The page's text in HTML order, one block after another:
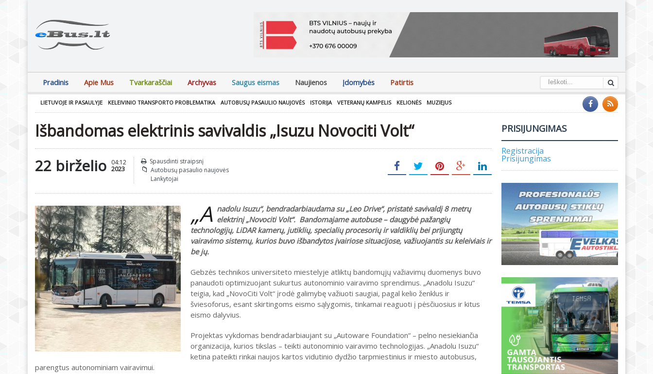
Pradinis Apie Mus Tvarkaraščiai Archyvas Saugus eismas Naujienos Įdomybės Patirtis
LIETUVOJE IR PASAULYJE KELEIVINIO TRANSPORTO PROBLEMATIKA AUTOBUSŲ PASAULIO NAUJOVĖS ISTORIJA VETERANŲ KAMPELIS KELIONĖS MUZIEJUS
Išbandomas elektrinis savivaldis „Isuzu Novociti Volt“
22 birželio 04:12
2023
Spausdinti straipsnį
Autobusų pasaulio naujovės
Lankytojai
„A nadolu Isuzu“, bendradarbiaudama su „Leo Drive“, pristatė savivaldį 8 metrų
elektrinį „Novociti Volt“. Bandomajame autobuse – daugybė pažangių
technologijų, LiDAR kamerų, jutiklių, specialių procesorių ir valdiklių bei prijungtų
vairavimo sistemų, kurios buvo išbandytos įvairiose situacijose, važiuojantis su keleiviais ir
be jų.
Gebzės technikos universiteto miestelyje atliktų bandomųjų važiavimų duomenys buvo
panaudoti optimizuojant sukurtus autonominio vairavimo sprendimus. „Anadolu Isuzu“
teigia, kad „NovoCiti Volt“ įrodė galimybę važiuoti saugiai, pagal kelio ženklus ir
šviesoforus, esant skirtingoms eismo sąlygomis, tinkamai reaguoti į pėsčiuosius ir kitus
eismo dalyvius.
Projektas vykdomas bendradarbiaujant su „Autoware Foundation“ – pelno nesiekiančia
organizacija, kurios tikslas – teikti autonominio vairavimo technologijas. „Anadolu Isuzu“
ketina pateikti rinkai naujos kartos vidutinio dydžio tarpmiestinius ir miesto autobusus,
parengtus autonominiam vairavimui.
PRISIJUNGIMAS
Registracija
Prisijungimas